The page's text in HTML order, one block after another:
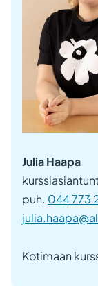
Julia Haapa
puh. 044 773
Kotimaan